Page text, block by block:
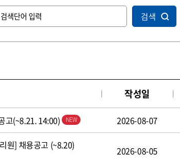
검색
작성일
고(~8.21. 14:00) 2026-08-07
원] 채용공고 (~8.20) 2026-08-05